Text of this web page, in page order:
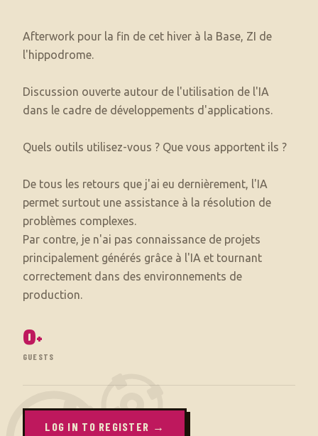
Afterwork pour la fin de cet hiver à la Base, ZI de
l'hippodrome.
Discussion ouverte autour de l'utilisation de l'IA
dans le cadre de développements d'applications.
Quels outils utilisez-vous ? Que vous apportent ils ?
De tous les retours que j'ai eu dernièrement, l'IA
permet surtout une assistance à la résolution de
problèmes complexes.
Par contre, je n'ai pas connaissance de projets
principalement générés grâce à l'IA et tournant
correctement dans des environnements de
0+
GUESTS
LOG IN TO REGISTER →